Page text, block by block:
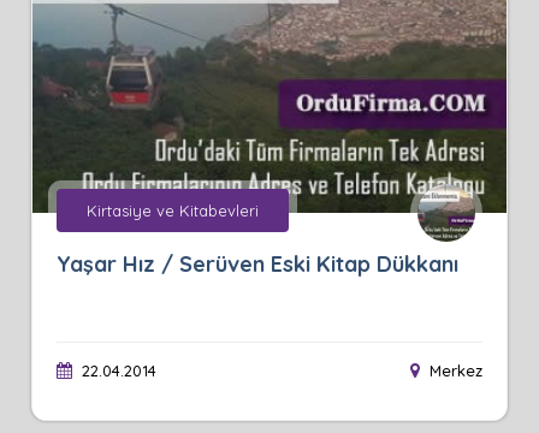
Kirtasiye ve Kitabevleri
Yaşar Hız / Serüven Eski Kitap Dükkanı
22.04.2014 Merkez